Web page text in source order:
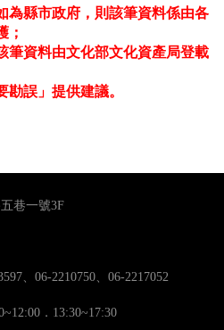
為縣市政府，則該筆資料係由各
；
筆資料由文化部文化資產局登載
誤」提供建議。
巷一號3F
、06-2210750、06-2217052
．13:30~17:30